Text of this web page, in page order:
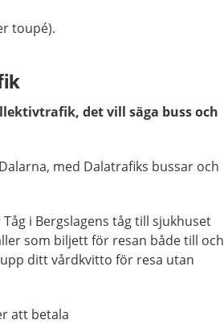
toupé).
det vill säga buss och
med Dalatrafiks bussar och
i Bergslagens tåg till sjukhuset
som biljett för resan både till och
ditt vårdkvitto för resa utan
att betala